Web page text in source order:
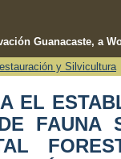
Guanacaste, a
EL
EN LA
y Silvicultura
EL
FAUNA